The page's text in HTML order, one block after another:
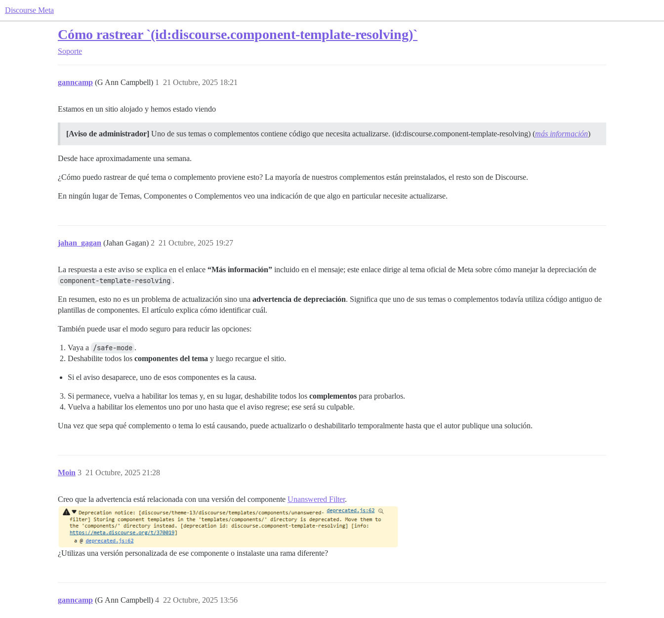
Discourse Meta
Cómo rastrear `(id:discourse.component-template-resolving)`
Soporte
ganncamp (G Ann Campbell) 21 Octubre, 2025 18:21
1
Estamos en un sitio alojado y hemos estado viendo
[Aviso de administrador] Uno de sus temas o complementos contiene código que necesita actualizarse. (id:discourse.component-template-resolving) (más información)
Desde hace aproximadamente una semana.
¿Cómo puedo rastrear de qué tema o complemento proviene esto? La mayoría de nuestros complementos están preinstalados, el resto son de Discourse.
En ningún lugar de Temas, Componentes o Complementos veo una indicación de que algo en particular necesite actualizarse.
jahan_gagan (Jahan Gagan) 21 Octubre, 2025 19:27
2
La respuesta a este aviso se explica en el enlace “Más información” incluido en el mensaje; este enlace dirige al tema oficial de Meta sobre cómo manejar la depreciación de
component-template-resolving .
En resumen, esto no es un problema de actualización sino una advertencia de depreciación. Significa que uno de sus temas o complementos todavía utiliza código antiguo de
plantillas de componentes. El artículo explica cómo identificar cuál.
También puede usar el modo seguro para reducir las opciones:
Vaya a /safe-mode .
Deshabilite todos los componentes del tema y luego recargue el sitio.
Si el aviso desaparece, uno de esos componentes es la causa.
Si permanece, vuelva a habilitar los temas y, en su lugar, deshabilite todos los complementos para probarlos.
Vuelva a habilitar los elementos uno por uno hasta que el aviso regrese; ese será su culpable.
Una vez que sepa qué complemento o tema lo está causando, puede actualizarlo o deshabilitarlo temporalmente hasta que el autor publique una solución.
Moin 21 Octubre, 2025 21:28
3
Creo que la advertencia está relacionada con una versión del componente Unanswered Filter.
¿Utilizas una versión personalizada de ese componente o instalaste una rama diferente?
ganncamp (G Ann Campbell) 22 Octubre, 2025 13:56
4